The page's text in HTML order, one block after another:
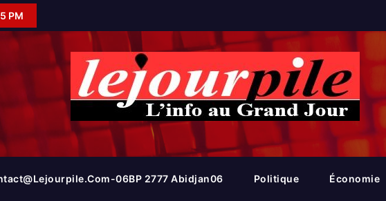
PM
06BP 2777 Abidjan06 Politique Économie